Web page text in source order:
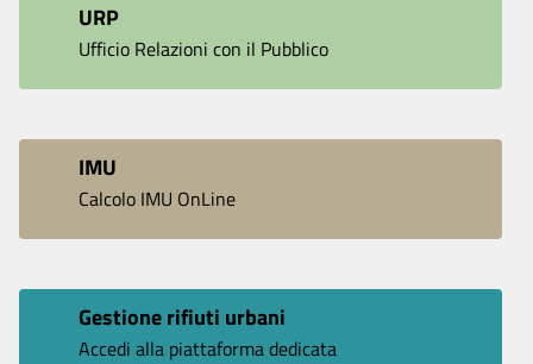
URP
Ufficio Relazioni con il Pubblico
IMU
Calcolo IMU OnLine
Gestione rifiuti urbani
Accedi alla piattaforma dedicata